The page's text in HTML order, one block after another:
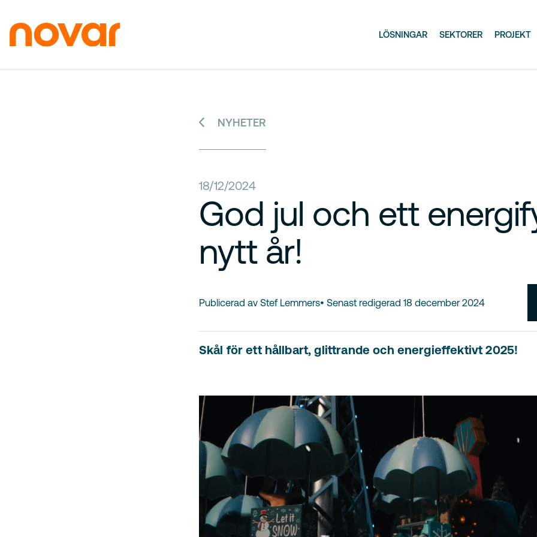
LÖSNINGAR SEKTORER PROJEKT
NYHETER
18/12/2024
God jul och ett
nytt år!
Publicerad av Stef Lemmers• Senast redigerad 18 december 2024
Skål för ett hållbart, glittrande och energieffektivt 2025!